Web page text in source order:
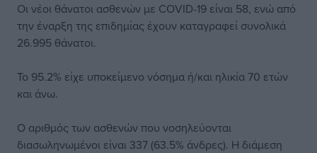
Οι νέοι θάνατοι ασθενών με COVID-19 είναι 58, ενώ από
την έναρξη της επιδημίας έχουν καταγραφεί συνολικά
26.995 θάνατοι.
Το 95.2% είχε υποκείμενο νόσημα ή/και ηλικία 70 ετών
και άνω.
Ο αριθμός των ασθενών που νοσηλεύονται
διασωληνωμένοι είναι 337 (63.5% άνδρες). Η διάμεση